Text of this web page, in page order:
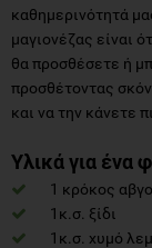
καθημερινότητά
μαγιονέζας είναι
θα προσθέσετε ή
προσθέτοντας
και να την κάνετε
Υλικά για ένα
1 κρόκος
1κ.σ. ξίδι
1κ.σ. χυμό